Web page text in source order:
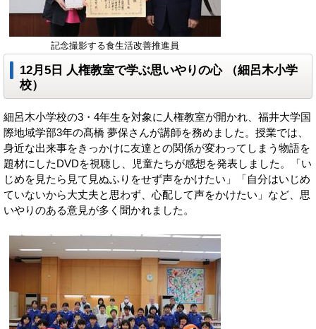
記念撮影する食生活改善推進員
12月5日 人権教室で学ぶ思いやりの心 （細呂木小学
校）
細呂木小学校の3・4年生を対象に人権教室が開かれ、福井大学国
際地域学部3年の髙橋 夢保さんが講師を務めました。授業では、
身近な出来事をきっかけに友達との関係が変わってしまう物語を
題材にしたDVDを視聴し、児童たちが感想を発表しました。「い
じめを見たら見て見ぬふりをせず声をかけたい」「自分はいじめ
ていないから大丈夫と思わず、心配して声をかけたい」など、思
いやりのある意見が多く聞かれました。